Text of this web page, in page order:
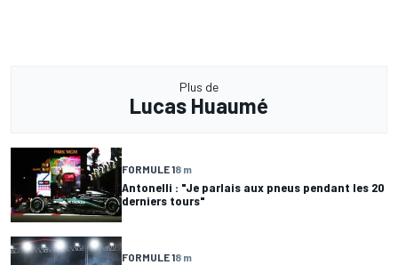
Plus de
Lucas Huaumé
FORMULE 18 m
Antonelli : "Je parlais aux pneus pendant les 20
derniers tours"
FORMULE 18 m